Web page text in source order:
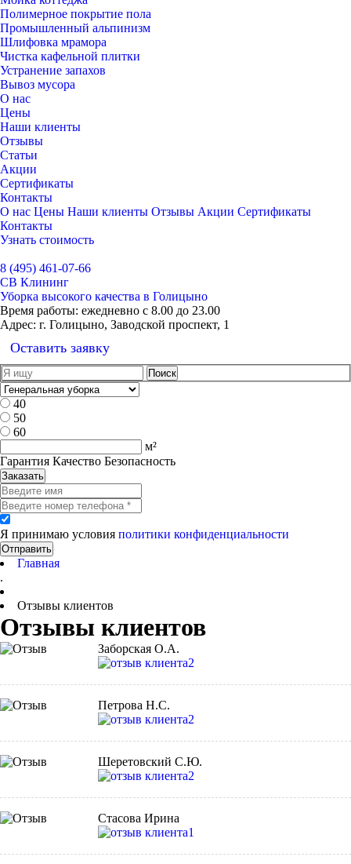
Полимерное покрытие пола
Промышленный альпинизм
Шлифовка мрамора
Чистка кафельной плитки
Устранение запахов
Вывоз мусора
О нас
Цены
Наши клиенты
Отзывы
Статьи
Акции
Сертификаты
Контакты
О нас Цены Наши клиенты Отзывы Акции Сертификаты
Контакты
Узнать стоимость
8 (495) 461-07-66
СВ Клининг
Уборка высокого качества в Голицыно
Время работы: ежедневно с 8.00 до 23.00
Адрес: г. Голицыно, Заводской проспект, 1
Оставить заявку
40
50
60
м²
Гарантия Качество Безопасность
Заказать
Я принимаю условия политики конфиденциальности
Отправить
Главная
.
Отзывы клиентов
Отзывы клиентов
Заборская О.А.
Петрова Н.С.
Шеретовский С.Ю.
Стасова Ирина